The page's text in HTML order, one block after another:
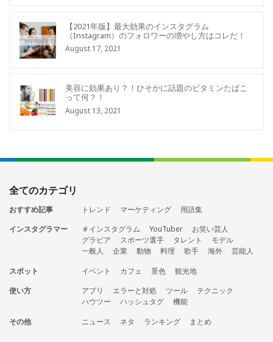
【2021年版】最大効果のインスタグラム
（Instagram）のフォロワーの増やし方はコレだ！
August 17, 2021
美容に効果あり？！ひそかに話題のビタミンたばこ
って何？！
August 13, 2021
全てのカテゴリ
おすすめ記事 トレンド マーケティング
用語集
インスタグラマー
＃インスタグラム YouTuber
お笑い芸人
グラビア
スポーツ選手 タレント
モデル
一般人
企業 動物 料理 歌手 海外
芸能人
スポット
イベント カフェ 景色
観光地
使い方
アプリ エラーと対処 ツール
テクニック
ハウツー
ハッシュタグ
機能
その他
ニュース ネタ ランキング まとめ